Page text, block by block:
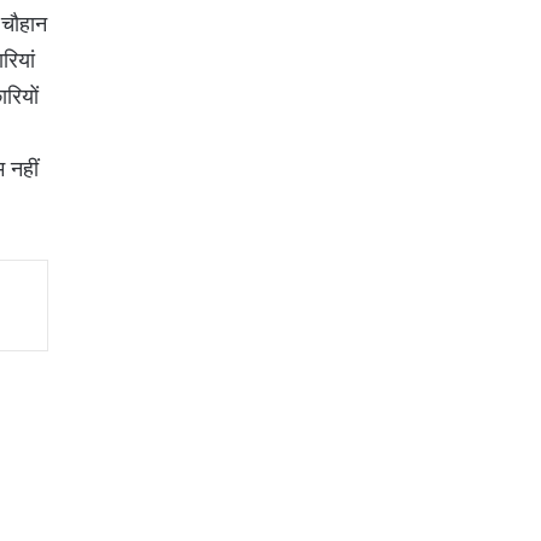
नहीं